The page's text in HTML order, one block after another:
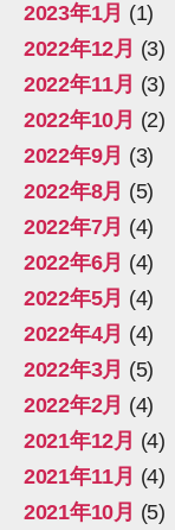
2023年1月 (1)
2022年12月 (3)
2022年11月 (3)
2022年10月 (2)
2022年9月 (3)
2022年8月 (5)
2022年7月 (4)
2022年6月 (4)
2022年5月 (4)
2022年4月 (4)
2022年3月 (5)
2022年2月 (4)
2021年12月 (4)
2021年11月 (4)
2021年10月 (5)